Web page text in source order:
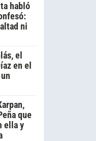
habló
ni
el
en el
que
ella y